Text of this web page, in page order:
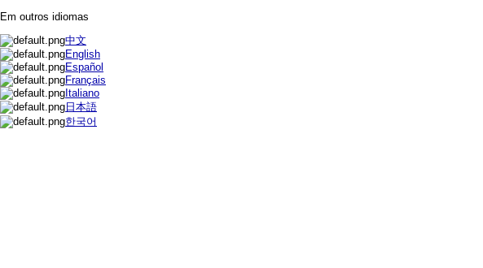
Em outros idiomas
中文
English
Español
Français
Italiano
日本語
한국어